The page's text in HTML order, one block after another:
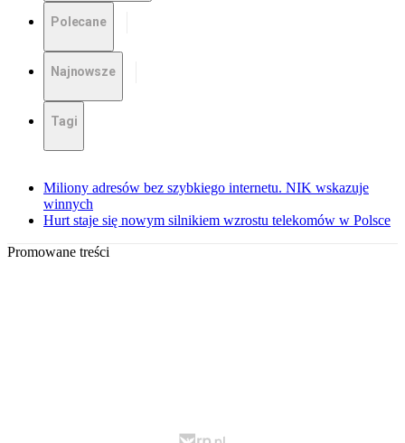
Polecane
Najnowsze
Tagi
Miliony adresów bez szybkiego internetu. NIK wskazuje
winnych
Hurt staje się nowym silnikiem wzrostu telekomów w Polsce
Promowane treści